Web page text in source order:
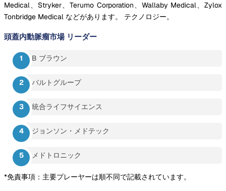
Medical、Stryker、Terumo Corporation、Wallaby Medical、Zylox
Tonbridge Medical などがあります。 テクノロジー。
頭蓋内動脈瘤市場 リーダー
B ブラウン
バルトグループ
統合ライフサイエンス
ジョンソン・メドテック
メドトロニック
*免責事項：主要プレーヤーは順不同で記載されています。